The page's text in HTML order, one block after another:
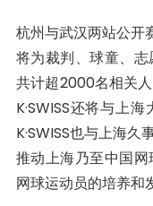
杭州与武汉两站公开
将为裁判、球童、
共计超2000名相关
K·SWISS还将与上
K·SWISS也与上海
推动上海乃至中国
网球运动员的培养和